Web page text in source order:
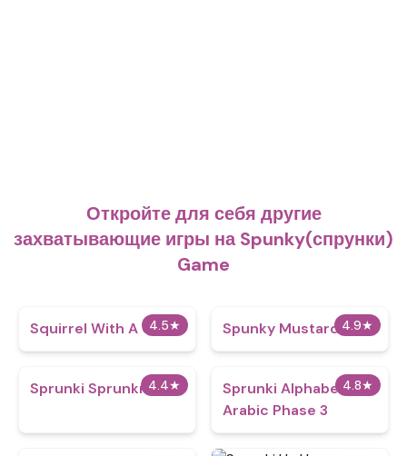
Откройте для себя другие
захватывающие игры на Spunky(спрунки)
Game
4.5★
Squirrel With A Gun 4.9★
Spunky Mustard
4.4★
Sprunki Sprunkr 2.0 4.8★
Sprunki Alphabet lore
Arabic Phase 3